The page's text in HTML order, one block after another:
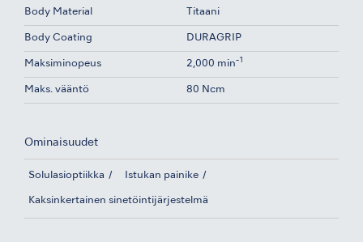
Body Material Titaani
Body Coating DURAGRIP
Maksiminopeus 2,000 min-1
Maks. vääntö 80 Ncm
Ominaisuudet
Solulasioptiikka Istukan painike
Kaksinkertainen sinetöintijärjestelmä